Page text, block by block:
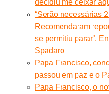
decidiu me deixar
“Serão necessárias
Recomendaram
se permitiu parar”.
Spadaro
Papa Francisco,
passou em paz e o
Papa Francisco, o